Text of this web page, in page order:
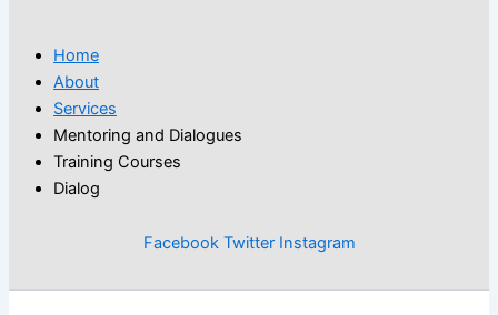
Home
About
Services
Mentoring and Dialogues
Training Courses
Dialog
Facebook Twitter Instagram